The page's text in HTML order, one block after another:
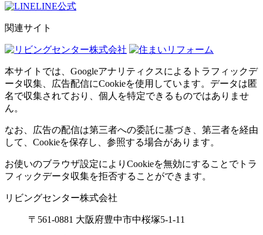
LINE公式
関連サイト
本サイトでは、Googleアナリティクスによるトラフィックデ
ータ収集、広告配信にCookieを使用しています。データは匿
名で収集されており、個人を特定できるものではありませ
ん。
なお、広告の配信は第三者への委託に基づき、第三者を経由
して、Cookieを保存し、参照する場合があります。
お使いのブラウザ設定によりCookieを無効にすることでトラ
フィックデータ収集を拒否することができます。
リビングセンター株式会社
〒561-0881 大阪府豊中市中桜塚5-1-11